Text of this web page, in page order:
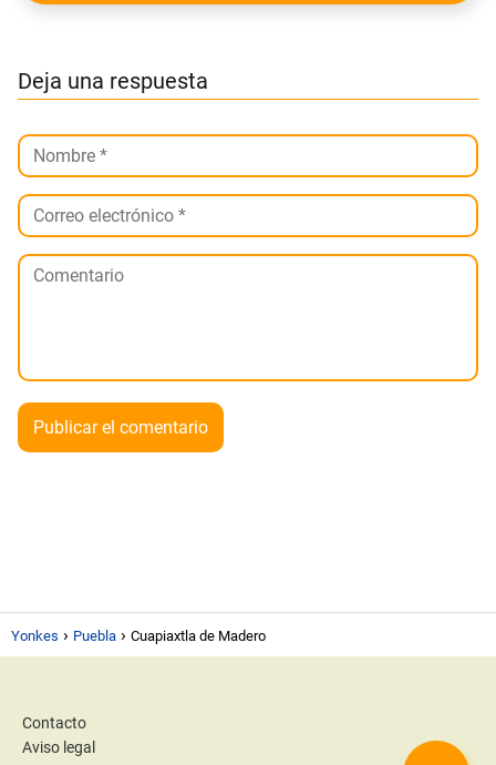
Deja una respuesta
Yonkes Puebla Cuapiaxtla de Madero
Contacto
Aviso legal